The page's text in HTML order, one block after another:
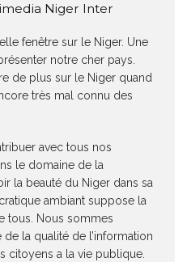
Niger Inter
fenêtre sur le Niger. Une
notre cher pays.
de plus sur le Niger quand
très mal connu des
avec tous nos
le domaine de la
la beauté du Niger dans sa
ambiant suppose la
tous. Nous sommes
la qualité de l’information
citoyens a la vie publique.